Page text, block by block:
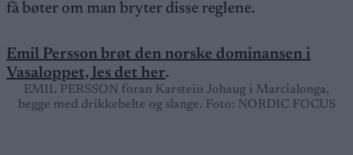
få bøter om man bryter disse reglene.
Emil Persson brøt den norske dominansen i
Vasaloppet, les det her.
EMIL PERSSON foran Karstein Johaug i Marcialonga,
begge med drikkebelte og slange. Foto: NORDIC FOCUS